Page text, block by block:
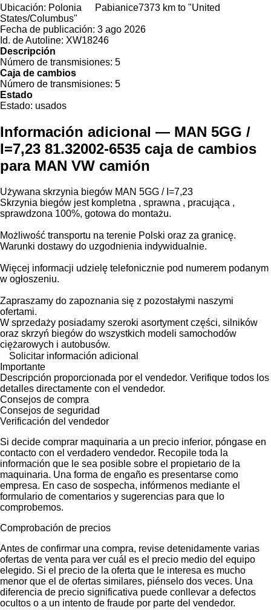
Ubicación: Polonia Pabianice7373 km to "United
States/Columbus"
Fecha de publicación: 3 ago 2026
Id. de Autoline: XW18246
Descripción
Número de transmisiones: 5
Caja de cambios
Número de transmisiones: 5
Estado
Estado: usados
Información adicional — MAN 5GG /
I=7,23 81.32002-6535 caja de cambios
para MAN VW camión
Używana skrzynia biegów MAN 5GG / I=7,23
Skrzynia biegów jest kompletna , sprawna , pracująca ,
sprawdzona 100%, gotowa do montażu.
Możliwość transportu na terenie Polski oraz za granicę.
Warunki dostawy do uzgodnienia indywidualnie.
Więcej informacji udzielę telefonicznie pod numerem podanym
w ogłoszeniu.
Zapraszamy do zapoznania się z pozostałymi naszymi
ofertami.
W sprzedaży posiadamy szeroki asortyment części, silników
oraz skrzyń biegów do wszystkich modeli samochodów
ciężarowych i autobusów.
Solicitar información adicional
Importante
Descripción proporcionada por el vendedor. Verifique todos los
detalles directamente con el vendedor.
Consejos de compra
Consejos de seguridad
Verificación del vendedor
Si decide comprar maquinaria a un precio inferior, póngase en
contacto con el verdadero vendedor. Recopile toda la
información que le sea posible sobre el propietario de la
maquinaria. Una forma de engaño es presentarse como
empresa. En caso de sospecha, infórmenos mediante el
formulario de comentarios y sugerencias para que lo
comprobemos.
Comprobación de precios
Antes de confirmar una compra, revise detenidamente varias
ofertas de venta para ver cuál es el precio medio del equipo
elegido. Si el precio de la oferta que le interesa es mucho
menor que el de ofertas similares, piénselo dos veces. Una
diferencia de precio significativa puede conllevar a defectos
ocultos o a un intento de fraude por parte del vendedor.